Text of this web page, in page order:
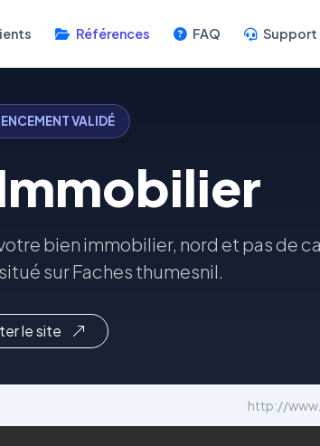
Références FAQ Support
VALIDÉ
bien immobilier, nord et pas de
sur Faches thumesnil.
le site
http://